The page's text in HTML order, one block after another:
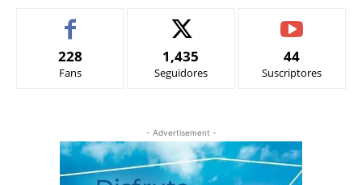
228
Fans
1,435
Seguidores
44
Suscriptores
- Advertisement -